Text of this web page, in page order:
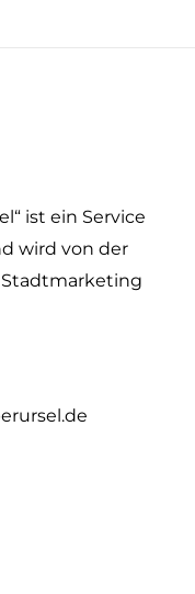
ist ein Service
wird von der